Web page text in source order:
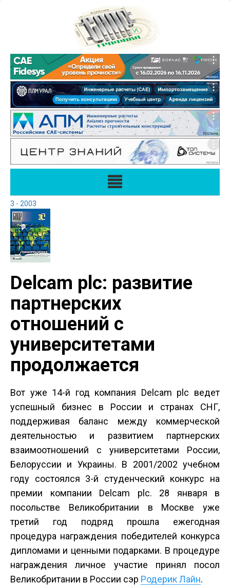
3 - 2003
Delcam plc: развитие
партнерских
отношений с
университетами
продолжается
Вот уже 14-й год компания Delcam plc ведет
успешный бизнес в России и странах СНГ,
поддерживая баланс между коммерческой
деятельностью и развитием партнерских
взаимоотношений с университетами России,
Белоруссии и Украины. В 2001/2002 учебном
году состоялся 3-й студенческий конкурс на
премии компании Delcam plc. 28 января в
посольстве Великобритании в Москве уже
третий год подряд прошла ежегодная
процедура награждения победителей конкурса
дипломами и ценными подарками. В процедуре
награждения личное участие принял посол
Великобритании в России сэр Родерик Лайн.